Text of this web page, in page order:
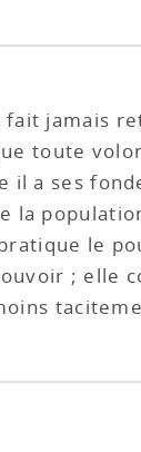
jamais
toute
a ses
la
le
; elle